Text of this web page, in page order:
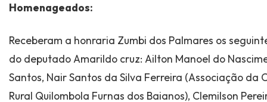
Homenageados:
Receberam a honraria Zumbi dos Palmares os
do deputado Amarildo cruz: Ailton Manoel do
Santos, Nair Santos da Silva Ferreira (Associação da
Rural Quilombola Furnas dos Baianos), Clemilson